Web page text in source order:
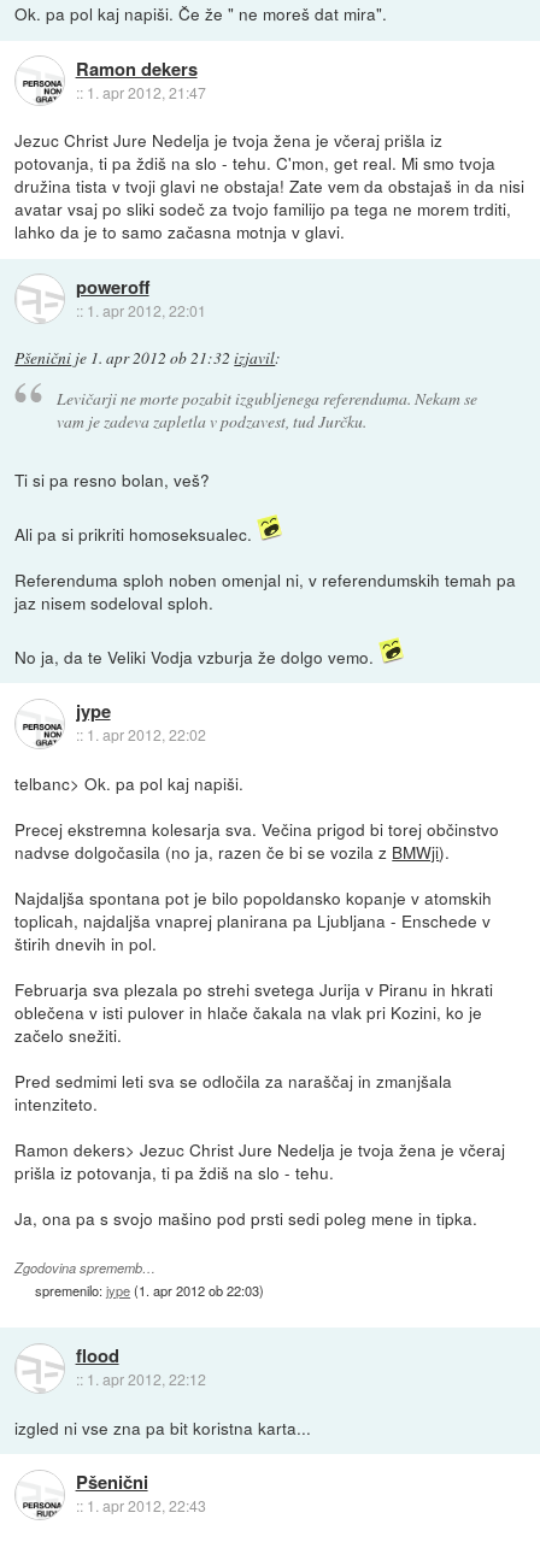
Ok. pa pol kaj napiši. Če že " ne moreš dat mira".
Ramon dekers
:: 1. apr 2012, 21:47
Jezuc Christ Jure Nedelja je tvoja žena je včeraj prišla iz
potovanja, ti pa ždiš na slo - tehu. C'mon, get real. Mi smo tvoja
družina tista v tvoji glavi ne obstaja! Zate vem da obstajaš in da nisi
avatar vsaj po sliki sodeč za tvojo familijo pa tega ne morem trditi,
lahko da je to samo začasna motnja v glavi.
poweroff
:: 1. apr 2012, 22:01
Pšenični je 1. apr 2012 ob 21:32 izjavil:
Levičarji ne morte pozabit izgubljenega referenduma. Nekam se
vam je zadeva zapletla v podzavest, tud Jurčku.
Ti si pa resno bolan, veš?
Ali pa si prikriti homoseksualec.
Referenduma sploh noben omenjal ni, v referendumskih temah pa
jaz nisem sodeloval sploh.
No ja, da te Veliki Vodja vzburja že dolgo vemo.
jype
:: 1. apr 2012, 22:02
telbanc> Ok. pa pol kaj napiši.
Precej ekstremna kolesarja sva. Večina prigod bi torej občinstvo
nadvse dolgočasila (no ja, razen če bi se vozila z BMWji).
Najdaljša spontana pot je bilo popoldansko kopanje v atomskih
toplicah, najdaljša vnaprej planirana pa Ljubljana - Enschede v
štirih dnevih in pol.
Februarja sva plezala po strehi svetega Jurija v Piranu in hkrati
oblečena v isti pulover in hlače čakala na vlak pri Kozini, ko je
začelo snežiti.
Pred sedmimi leti sva se odločila za naraščaj in zmanjšala
intenziteto.
Ramon dekers> Jezuc Christ Jure Nedelja je tvoja žena je včeraj
prišla iz potovanja, ti pa ždiš na slo - tehu.
Ja, ona pa s svojo mašino pod prsti sedi poleg mene in tipka.
Zgodovina sprememb…
spremenilo:jype(1. apr 2012 ob 22:03)
flood
:: 1. apr 2012, 22:12
izgled ni vse zna pa bit koristna karta...
Pšenični
:: 1. apr 2012, 22:43